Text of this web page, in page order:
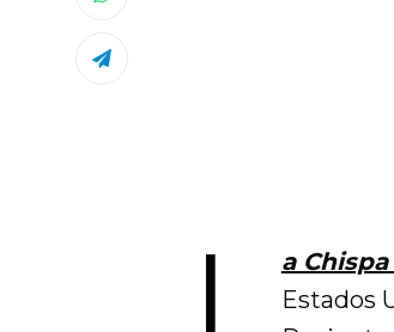
L a Chispa
Estados